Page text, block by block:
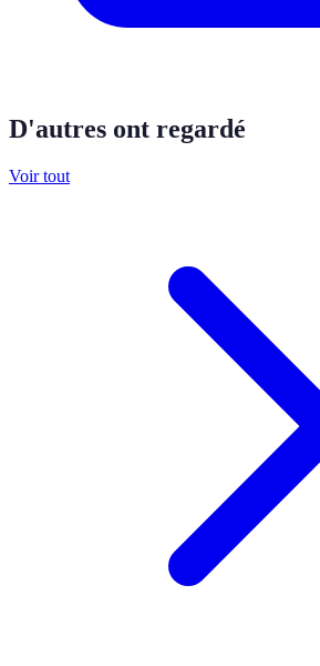
D'autres ont regardé
Voir tout